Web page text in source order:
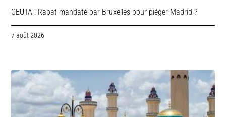
CEUTA : Rabat mandaté par Bruxelles pour piéger Madrid ?
7 août 2026